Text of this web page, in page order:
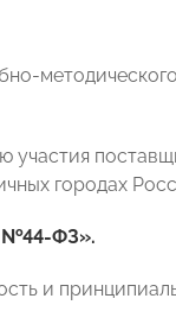
городах
№44-ФЗ».
и